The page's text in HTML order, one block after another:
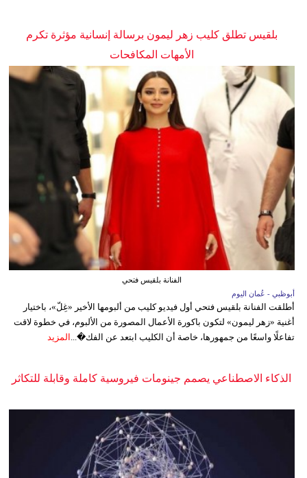
بلقيس تطلق كليب زهر ليمون برسالة إنسانية مؤثرة تكرم
الأمهات المكافحات
الفنانة بلقيس فتحي
أبوظبي - عُمان اليوم
أطلقت الفنانة بلقيس فتحي أول فيديو كليب من ألبومها الأخير «غِلّ»، باختيار
أغنية «زهر ليمون» لتكون باكورة الأعمال المصورة من الألبوم، في خطوة لاقت
تفاعلًا واسعًا من جمهورها، خاصة أن الكليب ابتعد عن الفك�... المزيد
الذكاء الاصطناعي يصمم جينومات فيروسية كاملة وقابلة للتكاثر